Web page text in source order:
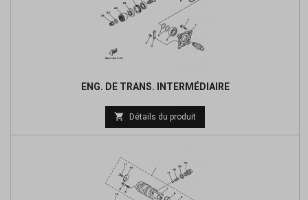
ENG. DE TRANS. INTERMÉDIAIRE
Prix
de
 Détails du produit